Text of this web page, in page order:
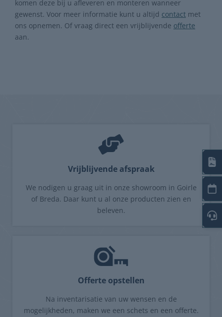
komen deze bij u afleveren en monteren wanneer
gewenst. Voor meer informatie kunt u altijd contact met
ons opnemen. Of vraag direct een vrijblijvende offerte
aan.
Vrijblijvende afspraak
We nodigen u graag uit in onze showroom in Goirle
of Breda. Daar kunt u al onze producten zien en
beleven.
Offerte opstellen
Na inventarisatie van uw wensen en de
mogelijkheden, maken we een schets en een offerte.